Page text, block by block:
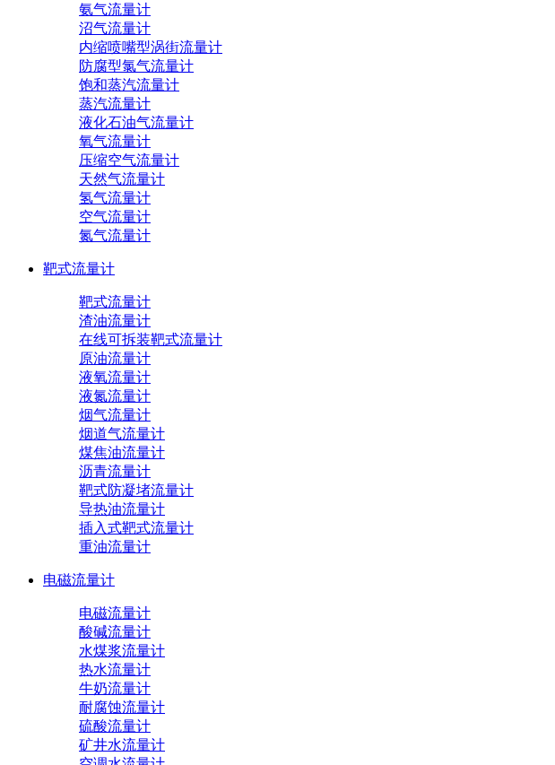
氨气流量计
沼气流量计
内缩喷嘴型涡街流量计
防腐型氯气流量计
饱和蒸汽流量计
蒸汽流量计
液化石油气流量计
氧气流量计
压缩空气流量计
天然气流量计
氢气流量计
空气流量计
氮气流量计
靶式流量计
靶式流量计
渣油流量计
在线可拆装靶式流量计
原油流量计
液氧流量计
液氮流量计
烟气流量计
烟道气流量计
煤焦油流量计
沥青流量计
靶式防凝堵流量计
导热油流量计
插入式靶式流量计
重油流量计
电磁流量计
电磁流量计
酸碱流量计
水煤浆流量计
热水流量计
牛奶流量计
耐腐蚀流量计
硫酸流量计
矿井水流量计